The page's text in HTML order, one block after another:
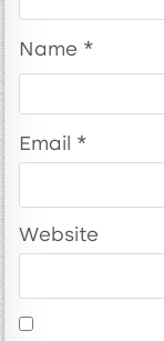
Name *
Email *
Website